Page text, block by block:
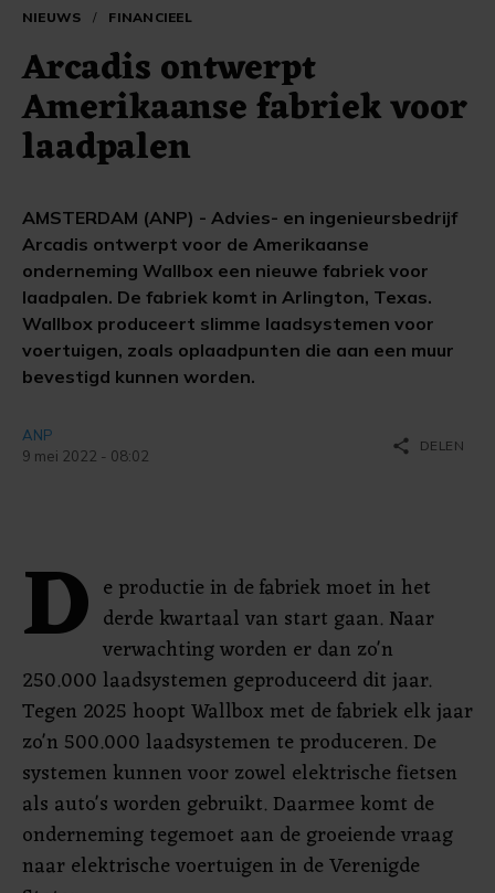
NIEUWS / FINANCIEEL
Arcadis ontwerpt
Amerikaanse fabriek voor
laadpalen
AMSTERDAM (ANP) - Advies- en ingenieursbedrijf
Arcadis ontwerpt voor de Amerikaanse
onderneming Wallbox een nieuwe fabriek voor
laadpalen. De fabriek komt in Arlington, Texas.
Wallbox produceert slimme laadsystemen voor
voertuigen, zoals oplaadpunten die aan een muur
bevestigd kunnen worden.
ANP
9 mei 2022 - 08:02
share DELEN
D e productie in de fabriek moet in het
derde kwartaal van start gaan. Naar
verwachting worden er dan zo'n
250.000 laadsystemen geproduceerd dit jaar.
Tegen 2025 hoopt Wallbox met de fabriek elk jaar
zo'n 500.000 laadsystemen te produceren. De
systemen kunnen voor zowel elektrische fietsen
als auto's worden gebruikt. Daarmee komt de
onderneming tegemoet aan de groeiende vraag
naar elektrische voertuigen in de Verenigde